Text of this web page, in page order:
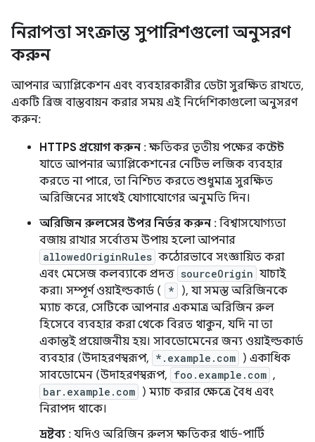
নিরাপত্তা সংক্রান্ত সুপারিশগুলো অনুসরণ
করুন
আপনার অ্যাপ্লিকেশন এবং ব্যবহারকারীর ডেটা সুরক্ষিত রাখতে,
একটি ব্রিজ বাস্তবায়ন করার সময় এই নির্দেশিকাগুলো অনুসরণ
করুন:
HTTPS প্রয়োগ করুন : ক্ষতিকর তৃতীয় পক্ষের কন্টেন্ট
যাতে আপনার অ্যাপ্লিকেশনের নেটিভ লজিক ব্যবহার
করতে না পারে, তা নিশ্চিত করতে শুধুমাত্র সুরক্ষিত
অরিজিনের সাথেই যোগাযোগের অনুমতি দিন।
অরিজিন রুলসের উপর নির্ভর করুন : বিশ্বাসযোগ্যতা
বজায় রাখার সর্বোত্তম উপায় হলো আপনার
allowedOriginRules কঠোরভাবে সংজ্ঞায়িত করা
এবং মেসেজ কলব্যাকে প্রদত্ত sourceOrigin যাচাই
করা। সম্পূর্ণ ওয়াইল্ডকার্ড (
*
), যা সমস্ত অরিজিনকে
ম্যাচ করে, সেটিকে আপনার একমাত্র অরিজিন রুল
হিসেবে ব্যবহার করা থেকে বিরত থাকুন, যদি না তা
একান্তই প্রয়োজনীয় হয়। সাবডোমেনের জন্য ওয়াইল্ডকার্ড
ব্যবহার (উদাহরণস্বরূপ, *.example.com ) একাধিক
সাবডোমেন (উদাহরণস্বরূপ, foo.example.com ,
bar.example.com ) ম্যাচ করার ক্ষেত্রে বৈধ এবং
নিরাপদ থাকে।
দ্রষ্টব্য : যদিও অরিজিন রুলস ক্ষতিকর থার্ড-পার্টি